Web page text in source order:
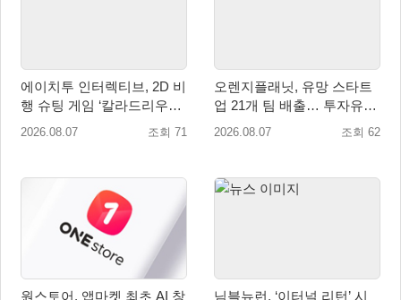
에이치투 인터렉티브, 2D 비
행 슈팅 게임 ‘칼라드리우스
2/다크 엘레멘트’ 올 겨울 전
2026.08.07 조회 71
오렌지플래닛, 유망 스타트
업 21개 팀 배출… 투자유치∙
매출성장 성과 눈길
2026.08.07 조회 62
원스토어, 앱마켓 최초 AI 창
님블뉴런, ‘이터널 리턴’ 시